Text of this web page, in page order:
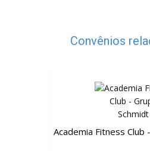
Convênios
Academia Fitness Club